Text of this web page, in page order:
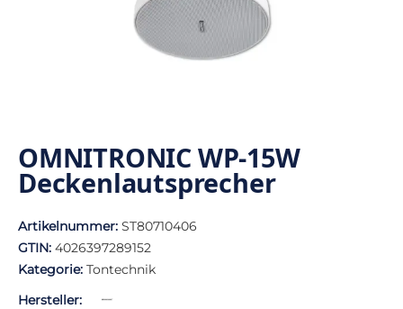
OMNITRONIC WP-15W
Deckenlautsprecher
Artikelnummer: ST80710406
GTIN: 4026397289152
Kategorie: Tontechnik
Hersteller: